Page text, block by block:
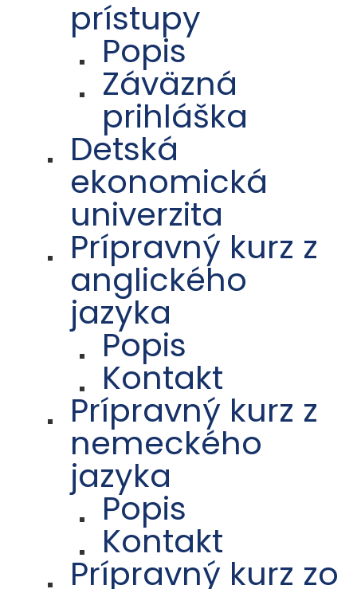
prístupy
Popis
Záväzná
prihláška
Detská
ekonomická
univerzita
Prípravný kurz z
anglického
jazyka
Popis
Kontakt
Prípravný kurz z
nemeckého
jazyka
Popis
Kontakt
Prípravný kurz zo